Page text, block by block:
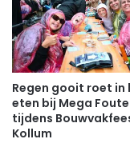
Regen gooit roet in
eten bij Mega
tijdens
Kollum